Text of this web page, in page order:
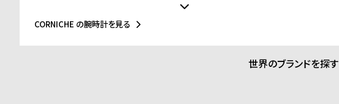
スのプロヴァンス＝アルプ＝コート・ダジュールにインスピレーションを見出しま
す。美しく広がる海岸線、ヤシの木の香りや温かい夕焼け、時を忘れ楽しむヨット
計への愛があなた自身のストーリーへも影響するものとなる事を願っています。か
けがいのない毎日が、普通でありながらも特別な日々となるようにCORNICHEは努
CORNICHE の腕時計を見る
世界のブランドを探す